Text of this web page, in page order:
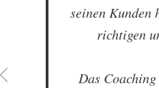
seinen Kunden
richtigen
Das